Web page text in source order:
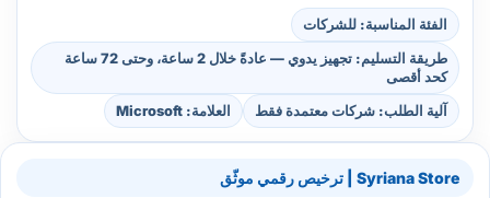
الفئة المناسبة: للشركات
طريقة التسليم: تجهيز يدوي — عادةً خلال 2 ساعة، وحتى 72 ساعة
كحد أقصى
آلية الطلب: شركات معتمدة فقط العلامة: Microsoft
Syriana Store | ترخيص رقمي موثّق